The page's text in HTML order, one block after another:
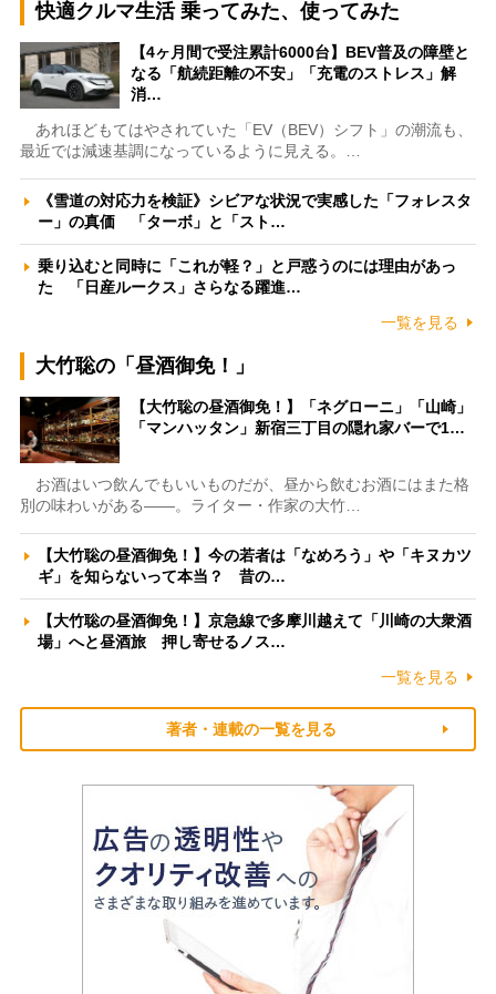
快適クルマ生活 乗ってみた、使ってみた
【4ヶ月間で受注累計6000台】BEV普及の障壁と
なる「航続距離の不安」「充電のストレス」解
消…
あれほどもてはやされていた「EV（BEV）シフト」の潮流も、
最近では減速基調になっているように見える。…
《雪道の対応力を検証》シビアな状況で実感した「フォレスタ
ー」の真価 「ターボ」と「スト…
乗り込むと同時に「これが軽？」と戸惑うのには理由があっ
た 「日産ルークス」さらなる躍進…
一覧を見る
大竹聡の「昼酒御免！」
【大竹聡の昼酒御免！】「ネグローニ」「山崎」
「マンハッタン」新宿三丁目の隠れ家バーで1…
お酒はいつ飲んでもいいものだが、昼から飲むお酒にはまた格
別の味わいがある――。ライター・作家の大竹…
【大竹聡の昼酒御免！】今の若者は「なめろう」や「キヌカツ
ギ」を知らないって本当？ 昔の…
【大竹聡の昼酒御免！】京急線で多摩川越えて「川崎の大衆酒
場」へと昼酒旅 押し寄せるノス…
一覧を見る
著者・連載の一覧を見る